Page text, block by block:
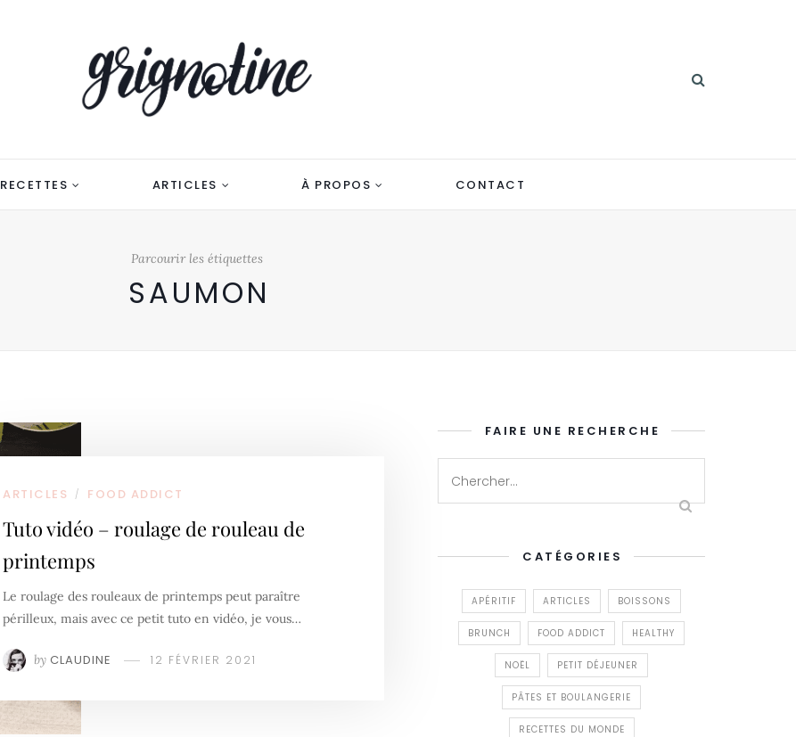
RECETTES ARTICLES À PROPOS CONTACT
Parcourir les étiquettes
SAUMON
ARTICLES / FOOD ADDICT
Tuto vidéo – roulage de rouleau de
printemps
Le roulage des rouleaux de printemps peut paraître
périlleux, mais avec ce petit tuto en vidéo, je vous…
by CLAUDINE 12 FÉVRIER 2021
FAIRE UNE RECHERCHE
CATÉGORIES
APÉRITIF ARTICLES BOISSONS
BRUNCH FOOD ADDICT HEALTHY
NOËL PETIT DÉJEUNER
PÂTES ET BOULANGERIE
RECETTES DU MONDE